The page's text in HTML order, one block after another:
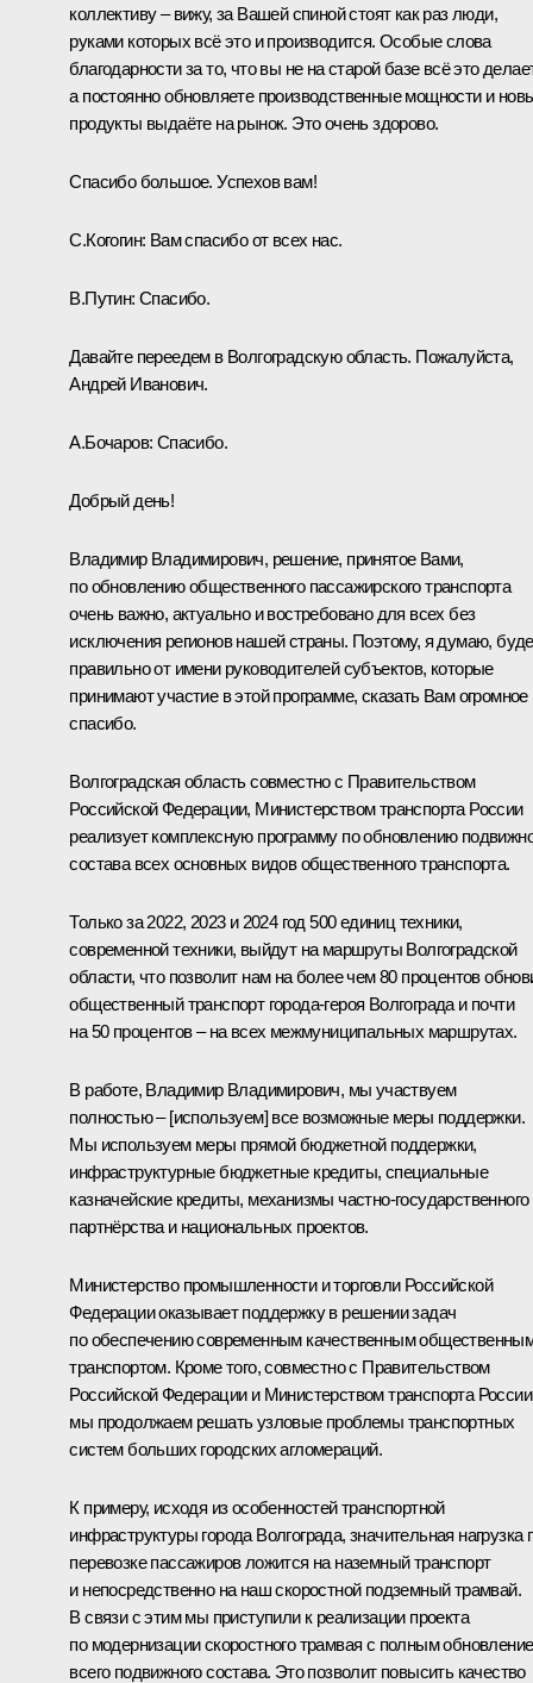
коллективу – вижу, за Вашей спиной стоят как раз люди,
руками которых всё это и производится. Особые слова
благодарности за то, что вы не на старой базе всё это
а постоянно обновляете производственные мощности и
продукты выдаёте на рынок. Это очень здорово.
Спасибо большое. Успехов вам!
С.Когогин: Вам спасибо от всех нас.
В.Путин: Спасибо.
Давайте переедем в Волгоградскую область. Пожалуйста,
Андрей Иванович.
А.Бочаров: Спасибо.
Добрый день!
Владимир Владимирович, решение, принятое Вами,
по обновлению общественного пассажирского транспорта
очень важно, актуально и востребовано для всех без
исключения регионов нашей страны. Поэтому, я думаю,
правильно от имени руководителей субъектов, которые
принимают участие в этой программе, сказать Вам огромное
спасибо.
Волгоградская область совместно с Правительством
Российской Федерации, Министерством транспорта России
реализует комплексную программу по обновлению
состава всех основных видов общественного транспорта.
Только за 2022, 2023 и 2024 год 500 единиц техники,
современной техники, выйдут на маршруты Волгоградской
области, что позволит нам на более чем 80 процентов
общественный транспорт города-героя Волгограда и почти
на 50 процентов – на всех межмуниципальных маршрутах.
В работе, Владимир Владимирович, мы участвуем
полностью – [используем] все возможные меры поддержки.
Мы используем меры прямой бюджетной поддержки,
инфраструктурные бюджетные кредиты, специальные
казначейские кредиты, механизмы частно-государственного
партнёрства и национальных проектов.
Министерство промышленности и торговли Российской
Федерации оказывает поддержку в решении задач
по обеспечению современным качественным
транспортом. Кроме того, совместно с Правительством
Российской Федерации и Министерством транспорта России
мы продолжаем решать узловые проблемы транспортных
систем больших городских агломераций.
К примеру, исходя из особенностей транспортной
инфраструктуры города Волгограда, значительная нагрузка
перевозке пассажиров ложится на наземный транспорт
и непосредственно на наш скоростной подземный трамвай.
В связи с этим мы приступили к реализации проекта
по модернизации скоростного трамвая с полным
всего подвижного состава. Это позволит повысить качество